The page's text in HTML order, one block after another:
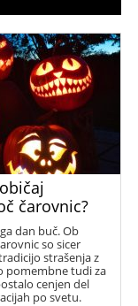
čarovnic?
dan buč. Ob
so sicer
strašenja z
pomembne tudi za
cenjen del
po svetu.